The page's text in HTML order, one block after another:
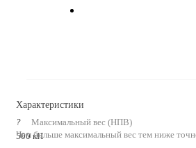
Характеристики
?
Чем больше максимальный вес тем ниже
Максимальный вес (НПВ)
500 кН